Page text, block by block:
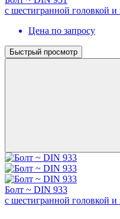
с шестигранной головкой
Цена по запросу
Быстрый просмотр
Болт ~ DIN 933
с шестигранной головкой